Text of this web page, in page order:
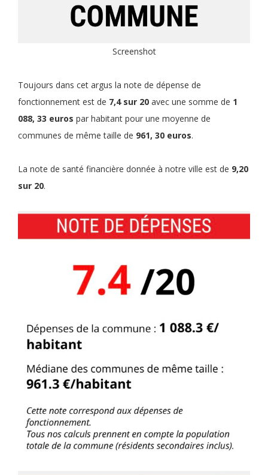
Screenshot
Toujours dans cet argus la note de dépense de
fonctionnement est de 7,4 sur 20 avec une somme de 1
088, 33 euros par habitant pour une moyenne de
communes de même taille de 961, 30 euros.
La note de santé financière donnée à notre ville est de 9,20
sur 20.